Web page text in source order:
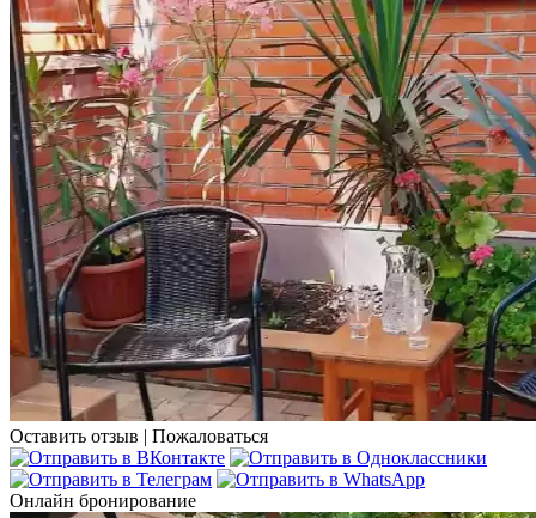
Оставить отзыв | Пожаловаться
Онлайн бронирование